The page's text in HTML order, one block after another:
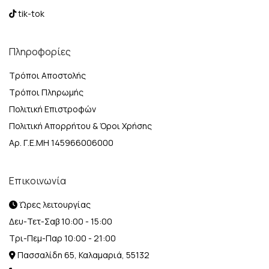
tik-tok
Πληροφορίες
Τρόποι Αποστολής
Τρόποι Πληρωμής
Πολιτική Επιστροφών
Πολιτική Απορρήτου & Όροι Χρήσης
Αρ. Γ.Ε.ΜΗ 145966006000
Επικοινωνία
Ώρες λειτουργίας
Δευ-Τετ-Σαβ 10:00 - 15:00
Τρι-Πεμ-Παρ 10:00 - 21:00
Πασσαλίδη 65, Καλαμαριά, 55132